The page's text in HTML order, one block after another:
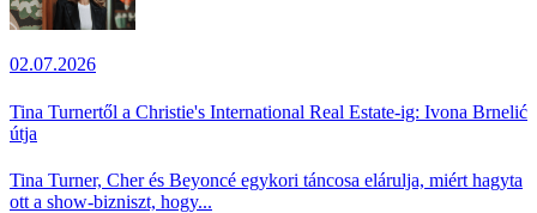
02.07.2026
Tina Turnertől a Christie's International Real Estate-ig: Ivona Brnelić
útja
Tina Turner, Cher és Beyoncé egykori táncosa elárulja, miért hagyta
ott a show-bizniszt, hogy...